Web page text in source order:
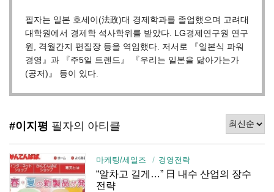
필자는 일본 호세이(法政)대 경제학과를 졸업했으며 고려대
대학원에서 경제학 석사학위를 받았다. LG경제연구원 연구
원, 격월간지 편집장 등을 역임했다. 저서로 『일본식 파워
경영』과 『주5일 트렌드』 『우리는 일본을 닮아가는가
(공저)』 등이 있다.
#이지평 필자의 아티클
마케팅/세일즈 경영전략
“알차고 길게…” 日 내수 산업의 장수
전략